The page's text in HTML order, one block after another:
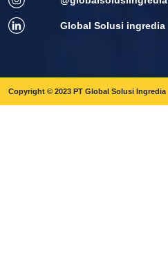
Global Solusi ingredia
Copyright © 2023 PT Global Solusi Ingredia